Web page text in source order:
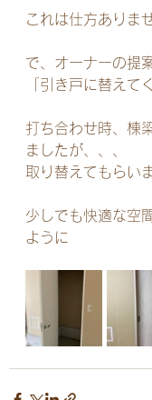
これは仕方ありま
で、オーナーの提
「引き戸に替えて
打ち合わせ時、棟
ましたが、、、
取り替えてもらい
少しでも快適な空
ように